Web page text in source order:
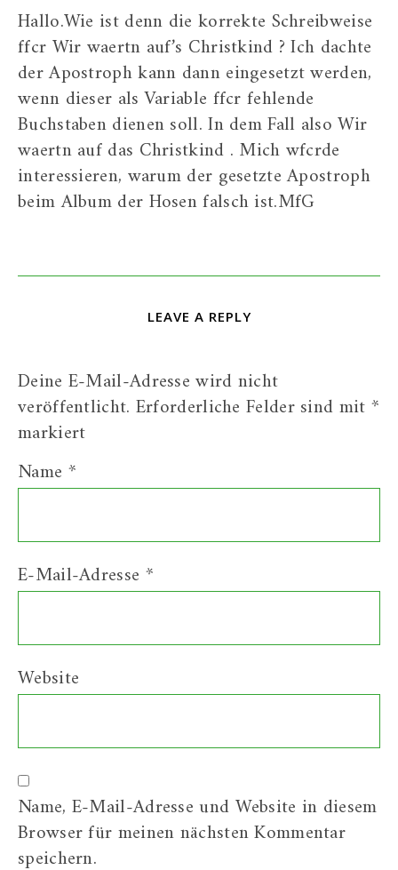
Hallo.Wie ist denn die korrekte Schreibweise
ffcr Wir waertn auf’s Christkind ? Ich dachte
der Apostroph kann dann eingesetzt werden,
wenn dieser als Variable ffcr fehlende
Buchstaben dienen soll. In dem Fall also Wir
waertn auf das Christkind . Mich wfcrde
interessieren, warum der gesetzte Apostroph
beim Album der Hosen falsch ist.MfG
LEAVE A REPLY
Deine E-Mail-Adresse wird nicht
veröffentlicht. Erforderliche Felder sind mit*
markiert
Name *
E-Mail-Adresse *
Website
Name, E-Mail-Adresse und Website in diesem
Browser für meinen nächsten Kommentar
speichern.